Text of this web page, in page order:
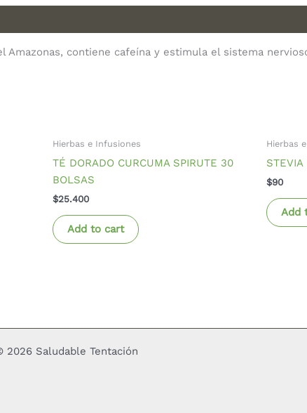
Amazonas, contiene cafeína y estimula el sistema
Hierbas e Infusiones
TÉ DORADO CURCUMA SPIRUTE 30
BOLSAS
$25.400
Add to cart
Hierbas
STEVIA
$90
Add
2026 Saludable Tentación